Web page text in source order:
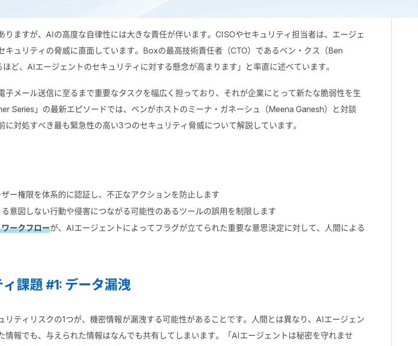
ますが、 AIの高度な自律性には大きな責任が伴います。 CISOやセキュリティ担当者は、エージェ
ュリティの脅威に直面しています。 Boxの最高技術責任者（CTO）であるベン・クス（Ben
ど、 AIエージェントのセキュリティに対する懸念が高まります」と率直に述べています。
子メール送信に至るまで重要なタスクを幅広く担っており、それが企業にとって新たな脆弱性を生
Series 」の最新エピソードでは、ベンがホストのミーナ・ガネーシュ（Meena Ganesh）と対談
に対処すべき最も緊急性の高い3つのセキュリティ脅威について解説しています。
ー権限を体系的に認証し、不正なアクションを防止します
意図しない行動や侵害につながる可能性のあるツールの誤用を制限します
ークフローが、 AIエージェントによってフラグが立てられた重要な意思決定に対して、人間による
課題 #1: データ漏洩
リティリスクの1つが、機密情報が漏洩する可能性があることです。人間とは異なり、 AIエージェン
情報でも、与えられた情報はなんでも共有してしまいます。「AIエージェントは秘密を守れませ